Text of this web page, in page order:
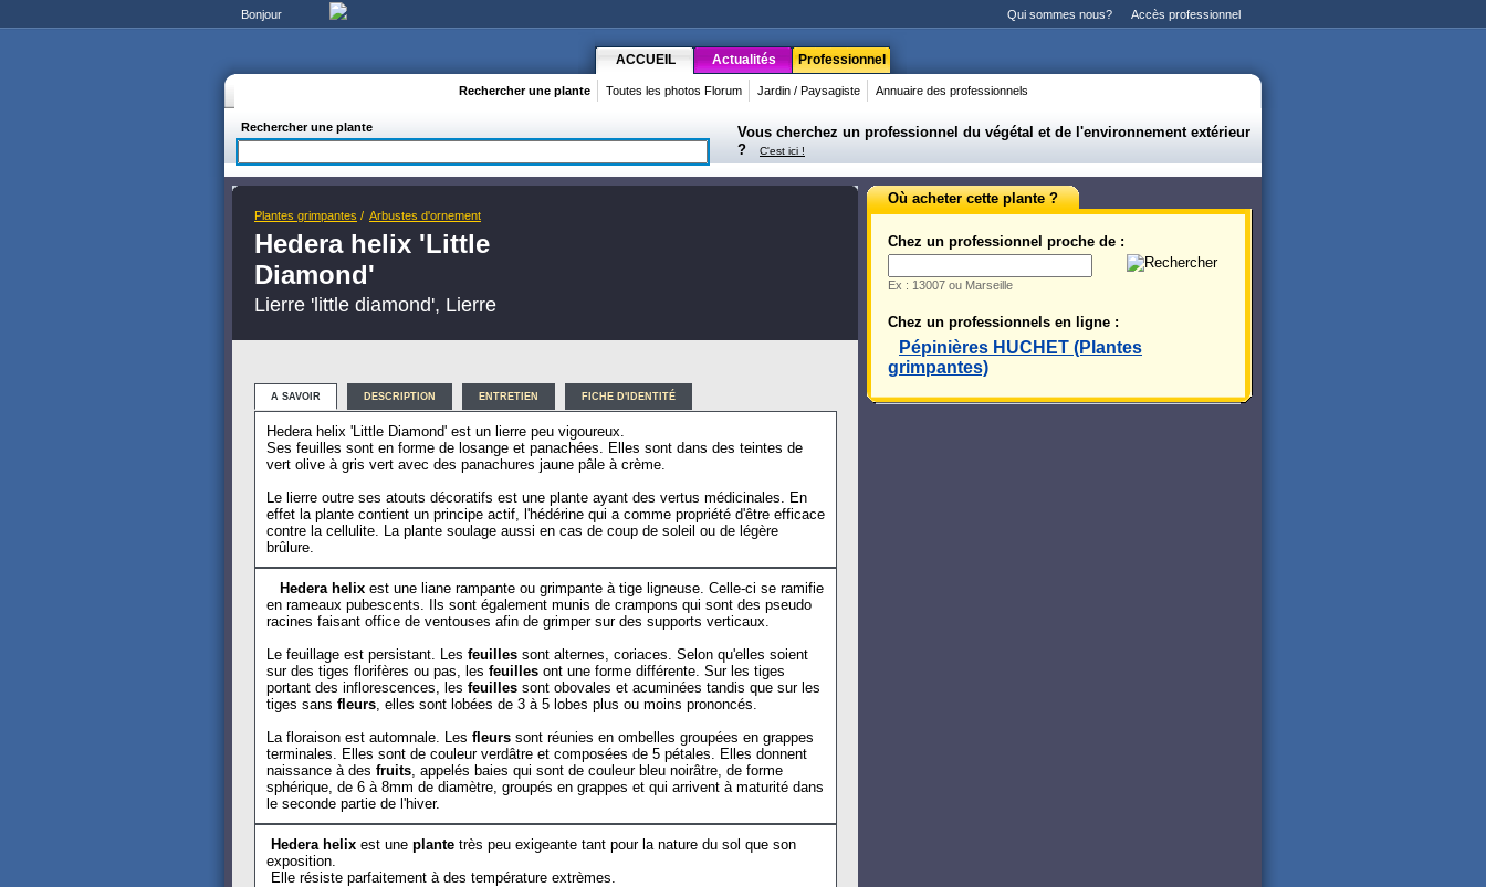
Bonjour Qui sommes nous? Accès professionnel
ACCUEIL Actualités Professionnel
Rechercher une plante Toutes les photos Florum Jardin / Paysagiste Annuaire des professionnels
Rechercher une plante
Vous cherchez un professionnel du végétal et de l'environnement extérieur
?
C'est ici !
Plantes grimpantes / Arbustes d'ornement
Hedera helix 'Little
Diamond'
Lierre 'little diamond', Lierre
A SAVOIR DESCRIPTION ENTRETIEN FICHE D'IDENTITÉ
Hedera helix 'Little Diamond' est un lierre peu vigoureux.
Ses feuilles sont en forme de losange et panachées. Elles sont dans des teintes de
vert olive à gris vert avec des panachures jaune pâle à crème.
Le lierre outre ses atouts décoratifs est une plante ayant des vertus médicinales. En
effet la plante contient un principe actif, l'hédérine qui a comme propriété d'être efficace
contre la cellulite. La plante soulage aussi en cas de coup de soleil ou de légère
brûlure.
Hedera helix est une liane rampante ou grimpante à tige ligneuse. Celle-ci se ramifie
en rameaux pubescents. Ils sont également munis de crampons qui sont des pseudo
racines faisant office de ventouses afin de grimper sur des supports verticaux.
Le feuillage est persistant. Les feuilles sont alternes, coriaces. Selon qu'elles soient
sur des tiges florifères ou pas, les feuilles ont une forme différente. Sur les tiges
portant des inflorescences, les feuilles sont obovales et acuminées tandis que sur les
tiges sans fleurs, elles sont lobées de 3 à 5 lobes plus ou moins prononcés.
La floraison est automnale. Les fleurs sont réunies en ombelles groupées en grappes
terminales. Elles sont de couleur verdâtre et composées de 5 pétales. Elles donnent
naissance à des fruits, appelés baies qui sont de couleur bleu noirâtre, de forme
sphérique, de 6 à 8mm de diamètre, groupés en grappes et qui arrivent à maturité dans
le seconde partie de l'hiver.
Hedera helix est une plante très peu exigeante tant pour la nature du sol que son
exposition.
Elle résiste parfaitement à des température extrèmes.
Où acheter cette plante ?
Chez un professionnel proche de :
Ex : 13007 ou Marseille
Chez un professionnels en ligne :
Pépinières HUCHET (Plantes
grimpantes)